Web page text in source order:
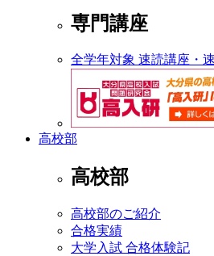
専門講座
全学年対象 速読講座・
高校部
高校部
高校部のご紹介
合格実績
大学入試 合格体験記